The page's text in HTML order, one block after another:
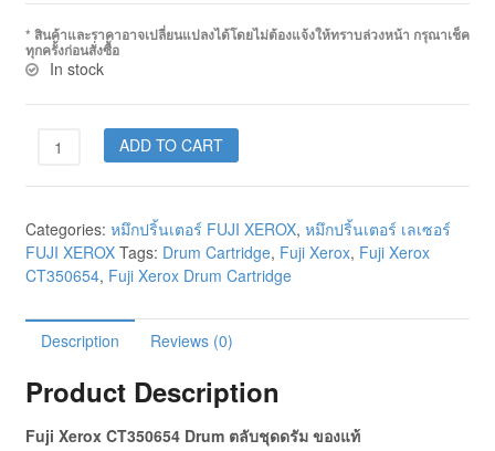
* สินค้าและราคาอาจเปลี่ยนแปลงได้โดยไม่ต้องแจ้งให้ทราบล่วงหน้า กรุณาเช็ค
ทุกครั้งก่อนสั่งซื้อ
In stock
ADD TO CART
Categories: หมึกปริ้นเตอร์ FUJI XEROX, หมึกปริ้นเตอร์ เลเซอร์
FUJI XEROX Tags: Drum Cartridge, Fuji Xerox, Fuji Xerox
CT350654, Fuji Xerox Drum Cartridge
Description Reviews (0)
Product Description
Fuji Xerox CT350654 Drum ตลับชุดดรัม ของแท้